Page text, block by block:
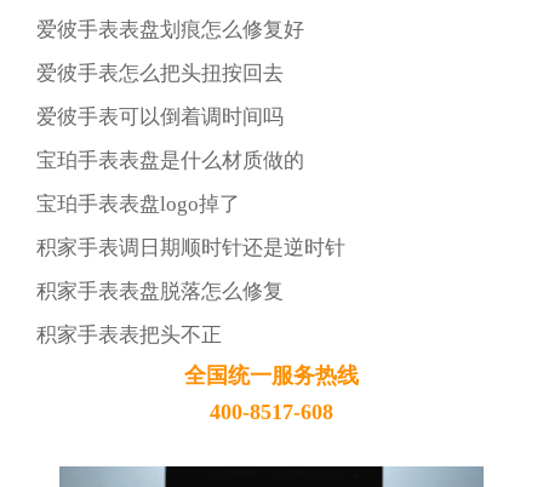
爱彼手表表盘划痕怎么修复好
爱彼手表怎么把头扭按回去
爱彼手表可以倒着调时间吗
宝珀手表表盘是什么材质做的
宝珀手表表盘logo掉了
积家手表调日期顺时针还是逆时针
积家手表表盘脱落怎么修复
积家手表表把头不正
全国统一服务热线
400-8517-608